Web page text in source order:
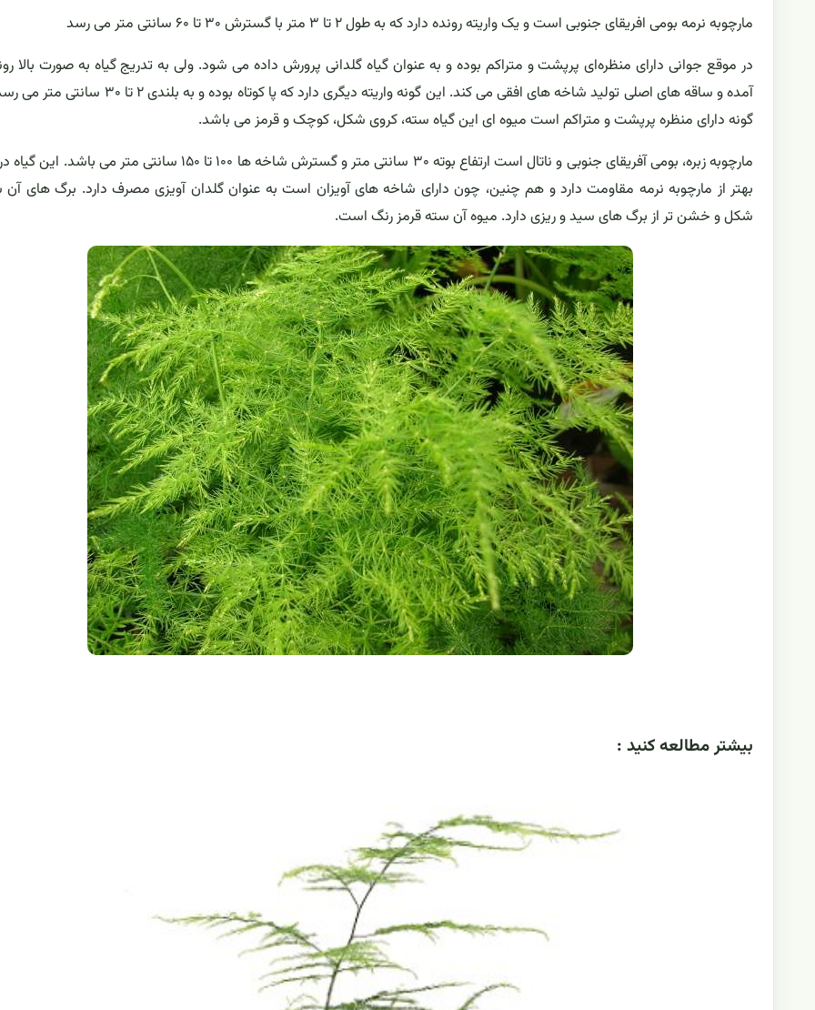
مارچوبه نرمه بومی افریقای جنوبی است و یک واریته رونده دارد که به طول ۲ تا ۳ متر با گسترش ۳۰ تا ۶۰ سانتی متر می رسد
در موقع جوانی دارای منظره‌ای پرپشت و متراکم بوده و به عنوان گیاه گلدانی پرورش داده می شود. ولی به تدریج گیاه به صورت بالا
آمده و ساقه های اصلی تولید شاخه های افقی می کند. این گونه واریته دیگری دارد که پا کوتاه بوده و
گونه دارای منظره پرپشت و متراکم است میوه ای این گیاه سته، کروی شکل، کوچک و قرمز می باشد.
مارچوبه زبره، بومی آفریقای جنوبی و ناتال است ارتفاع بوته ۳۰ سانتی متر و گسترش شاخه ها ۱۰۰ تا ۱۵۰ سانتی متر
بهتر از مارچوبه نرمه مقاومت دارد و هم چنین، چون دارای شاخه های آویزان است به عنوان گلدان آویزی مصرف دارد. برگ های آن
شکل و خشن تر از برگ های سید و ریزی دارد. میوه آن سته قرمز رنگ است.
بيشتر مطالعه کنيد :